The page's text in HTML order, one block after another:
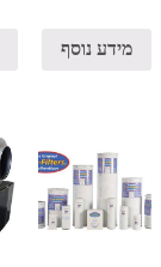
מידע נוסף